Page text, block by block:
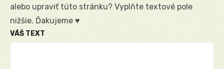
alebo upraviť túto stránku? Vyplňte textové pole
nižšie. Ďakujeme ♥
VÁŠ TEXT